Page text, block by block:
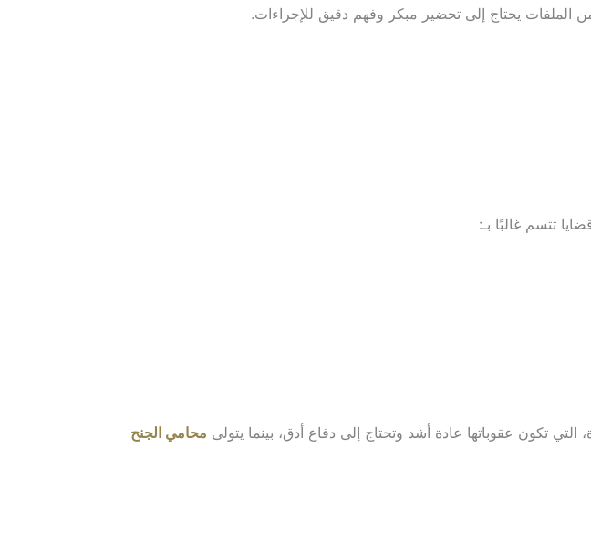
الملفات يحتاج إلى تحضير مبكر وفهم دقيق للإجراءات.
تتسم غالبًا بـ:
التي تكون عقوباتها عادة أشد وتحتاج إلى دفاع أدق، بينما يتولى محامي الجنح